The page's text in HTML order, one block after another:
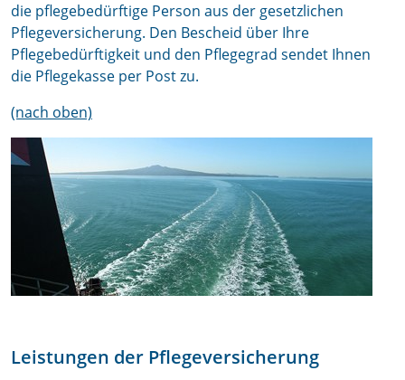
die pflegebedürftige Person aus der gesetzlichen
Pflegeversicherung. Den Bescheid über Ihre
Pflegebedürftigkeit und den Pflegegrad sendet Ihnen
die Pflegekasse per Post zu.
(nach oben)
Leistungen der Pflegeversicherung